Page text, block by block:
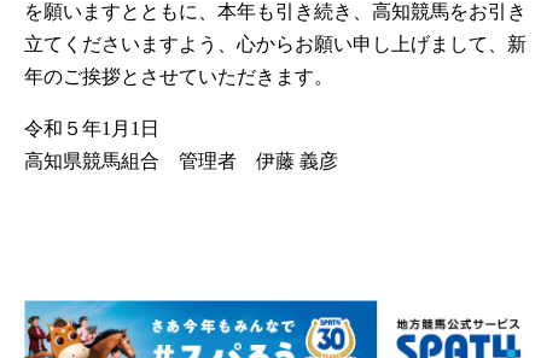
を願いますとともに、本年も引き続き、高知競馬をお引き
立てくださいますよう、心からお願い申し上げまして、新
年のご挨拶とさせていただきます。
令和５年1月1日
高知県競馬組合 管理者 伊藤 義彦